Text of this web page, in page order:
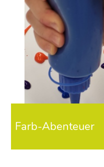
Farb-Abenteuer